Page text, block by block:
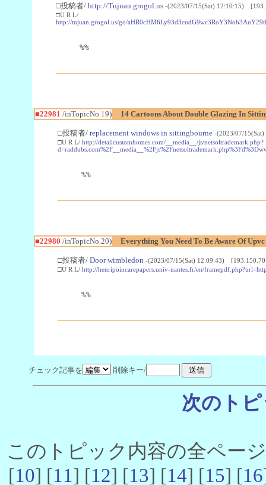
□投稿者/ http://Tujuan.grogol.us -(2023/07/15(Sat) 12:10:15)
□U R L/
http://tujuan.grogol.us/go/
%%
■22981 /inTopicNo.19) 14 Cartoons About Double Glazing In
□投稿者/ replacement windows in sittingbourne -(2023/07/
□U R L/ http://detailcustomhomes.com/__media__/js/netsoltrademark.php?
%%
■22980 /inTopicNo.20) Everything You Need To Be Aware Of
□投稿者/ Door wimbledon -(2023/07/15(Sat) 12:09:43)
□U R L/ http://henripoincarepapers.univ-nantes.fr/en/
%%
チェック記事を 削除キー/
次のト
このトピック内容の全ペー
[10] [11] [12] [13] [14] [15] [16